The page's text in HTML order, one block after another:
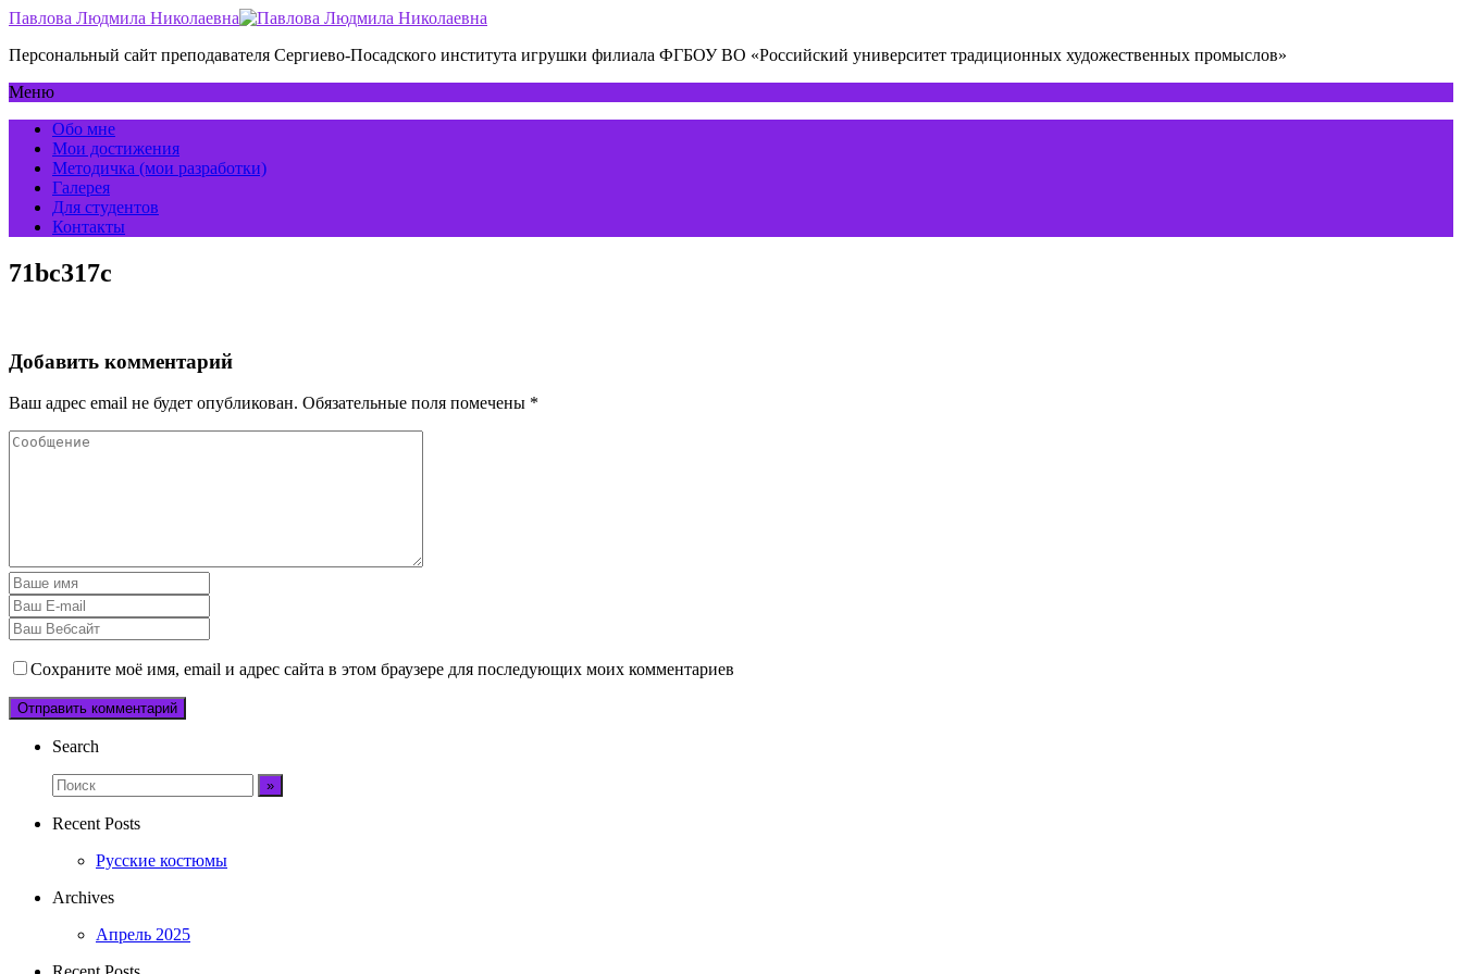
Павлова Людмила Николаевна
Персональный сайт преподавателя Сергиево-Посадского института игрушки филиала ФГБОУ ВО «Российский университет традиционных художественных промыслов»
Меню
Обо мне
Мои достижения
Методичка (мои разработки)
Галерея
Для студентов
Контакты
71bc317c
Добавить комментарий
Ваш адрес email не будет опубликован. Обязательные поля помечены *
Сохраните моё имя, email и адрес сайта в этом браузере для последующих моих комментариев
Search
Recent Posts
Русские костюмы
Archives
Апрель 2025